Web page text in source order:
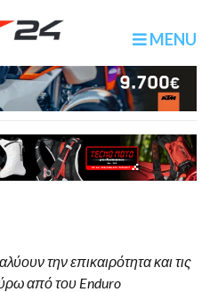
MENU
την επικαιρότητα και τις
από του Enduro